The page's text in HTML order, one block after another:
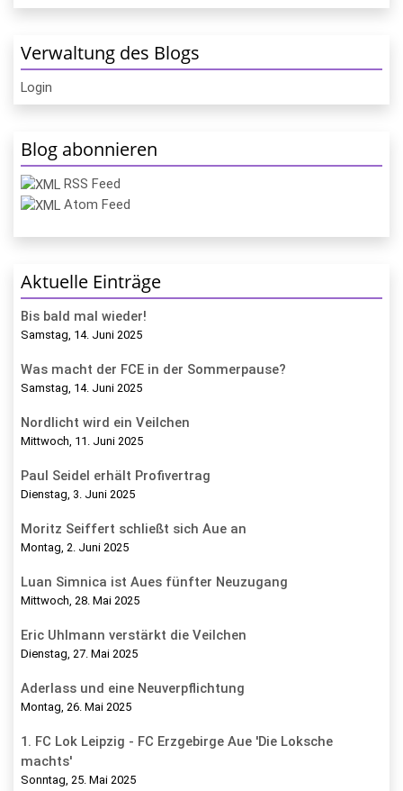
Verwaltung des Blogs
Login
Blog abonnieren
RSS Feed
Atom Feed
Aktuelle Einträge
Bis bald mal wieder!
Samstag, 14. Juni 2025
Was macht der FCE in der Sommerpause?
Samstag, 14. Juni 2025
Nordlicht wird ein Veilchen
Mittwoch, 11. Juni 2025
Paul Seidel erhält Profivertrag
Dienstag, 3. Juni 2025
Moritz Seiffert schließt sich Aue an
Montag, 2. Juni 2025
Luan Simnica ist Aues fünfter Neuzugang
Mittwoch, 28. Mai 2025
Eric Uhlmann verstärkt die Veilchen
Dienstag, 27. Mai 2025
Aderlass und eine Neuverpflichtung
Montag, 26. Mai 2025
1. FC Lok Leipzig - FC Erzgebirge Aue 'Die Loksche
machts'
Sonntag, 25. Mai 2025